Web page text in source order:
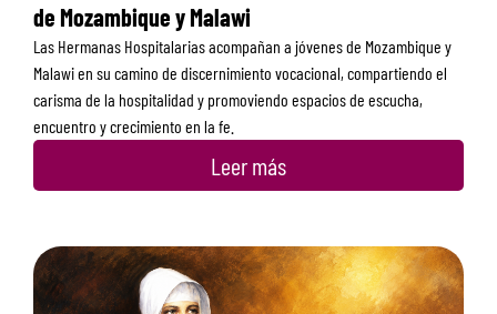
de Mozambique y Malawi
Las Hermanas Hospitalarias acompañan a jóvenes de Mozambique y
Malawi en su camino de discernimiento vocacional, compartiendo el
carisma de la hospitalidad y promoviendo espacios de escucha,
encuentro y crecimiento en la fe.
Leer más